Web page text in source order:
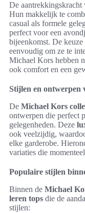
De aantrekkingskracht
Hun makkelijk te
casual als formele
perfect voor een
bijeenkomst. De
eenvoudig om ze te
Michael Kors hebben
ook comfort en een
Stijlen en ontwerpen
De Michael Kors
ontwerpen die perfect
gelegenheden. Deze
ook veelzijdig,
elke garderobe.
variaties die
Populaire stijlen
Binnen de Michael
leren tops die de
stijlen: